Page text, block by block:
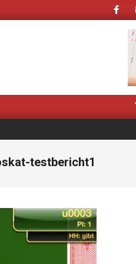
Neue Farben bringt der Frühling:
testbericht1